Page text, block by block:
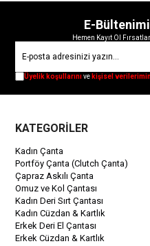
E-
Hemen Kayıt Ol
Üyelik koşullarınıve kişisel
KATEGORİLER
Kadın Çanta
Portföy Çanta (Clutch Çanta)
Çapraz Askılı Çanta
Omuz ve Kol Çantası
Kadın Deri Sırt Çantası
Kadın Cüzdan & Kartlık
Erkek Deri El Çantası
Erkek Cüzdan & Kartlık